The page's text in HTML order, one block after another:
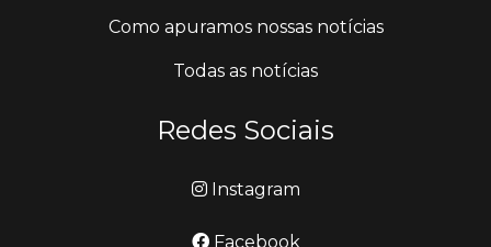
Como apuramos nossas notícias
Todas as notícias
Redes Sociais
Instagram
Facebook